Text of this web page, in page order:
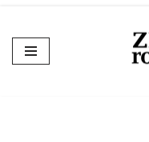
Sari
la